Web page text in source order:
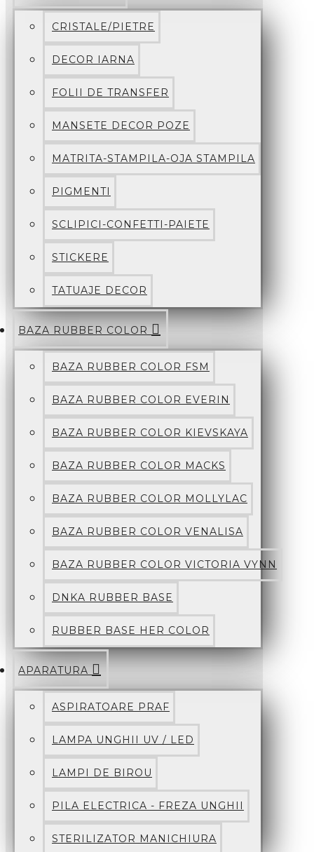
CRISTALE/PIETRE
DECOR IARNA
FOLII DE TRANSFER
MANSETE DECOR POZE
MATRITA-STAMPILA-OJA STAMPILA
PIGMENTI
SCLIPICI-CONFETTI-PAIETE
STICKERE
TATUAJE DECOR
BAZA RUBBER COLOR
BAZA RUBBER COLOR FSM
BAZA RUBBER COLOR EVERIN
BAZA RUBBER COLOR KIEVSKAYA
BAZA RUBBER COLOR MACKS
BAZA RUBBER COLOR MOLLYLAC
BAZA RUBBER COLOR VENALISA
BAZA RUBBER COLOR VICTORIA VYNN
DNKA RUBBER BASE
RUBBER BASE HER COLOR
APARATURA
ASPIRATOARE PRAF
LAMPA UNGHII UV / LED
LAMPI DE BIROU
PILA ELECTRICA - FREZA UNGHII
STERILIZATOR MANICHIURA